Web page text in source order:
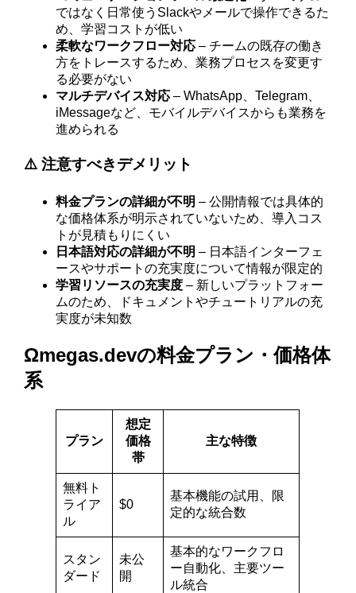
ではなく日常使うSlackやメールで操作できるた
め、学習コストが低い
柔軟なワークフロー対応 – チームの既存の働き
方をトレースするため、業務プロセスを変更す
る必要がない
マルチデバイス対応 – WhatsApp、Telegram、
iMessageなど、モバイルデバイスからも業務を
進められる
⚠️ 注意すべきデメリット
料金プランの詳細が不明 – 公開情報では具体的
な価格体系が明示されていないため、導入コス
トが見積もりにくい
日本語対応の詳細が不明 – 日本語インターフェ
ースやサポートの充実度について情報が限定的
学習リソースの充実度 – 新しいプラットフォー
ムのため、ドキュメントやチュートリアルの充
実度が未知数
Ωmegas.devの料金プラン・価格体
系
プラン
想定
価格
帯
主な特徴
無料ト
ライア
ル
$0
基本機能の試用、限
定的な統合数
スタン
ダード
未公
開
基本的なワークフロ
ー自動化、主要ツー
ル統合